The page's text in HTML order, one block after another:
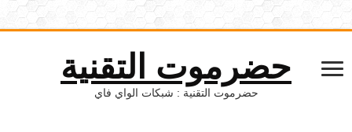
حضرموت التقنية
حضرموت التقنية : شبكات الواي فاي